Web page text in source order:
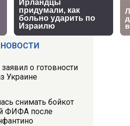
о готовности
Украине
снимать бойкот
ФИФА после